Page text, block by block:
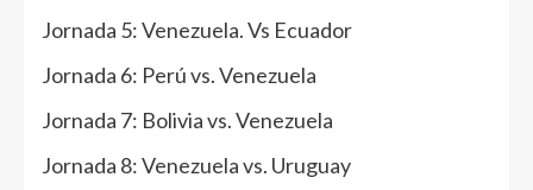
Jornada 5: Venezuela. Vs Ecuador
Jornada 6: Perú vs. Venezuela
Jornada 7: Bolivia vs. Venezuela
Jornada 8: Venezuela vs. Uruguay